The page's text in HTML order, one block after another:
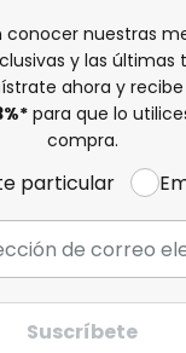
conocer nuestras
y las últimas
ahora y
* para que lo
compra.
particular
Suscríbete